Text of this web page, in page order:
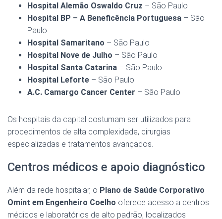
Hospital Alemão Oswaldo Cruz – São Paulo
Hospital BP – A Beneficência Portuguesa – São
Paulo
Hospital Samaritano – São Paulo
Hospital Nove de Julho – São Paulo
Hospital Santa Catarina – São Paulo
Hospital Leforte – São Paulo
A.C. Camargo Cancer Center – São Paulo
Os hospitais da capital costumam ser utilizados para
procedimentos de alta complexidade, cirurgias
especializadas e tratamentos avançados.
Centros médicos e apoio diagnóstico
Além da rede hospitalar, o Plano de Saúde Corporativo
Omint em Engenheiro Coelho oferece acesso a centros
médicos e laboratórios de alto padrão, localizados